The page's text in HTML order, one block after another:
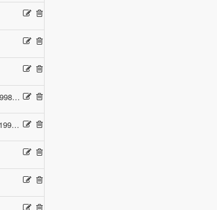
response.write(9019981*9755735) (0)
' response.write(9019981*9755735) ' (0)